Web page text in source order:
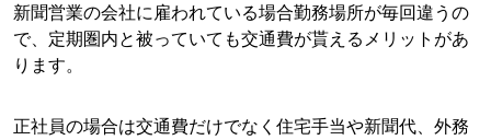
新聞営業の会社に雇われている場合勤務場所が毎回違うの
で、定期圏内と被っていても交通費が貰えるメリットがあ
ります。
正社員の場合は交通費だけでなく住宅手当や新聞代、外務